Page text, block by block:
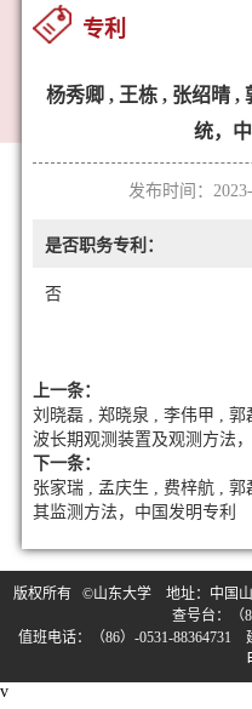
专利
杨秀卿 , 王栋 , 张绍晴 ,
统，
发布时间：
是否职务专利：
否
上一条：
刘晓磊 , 郑晓泉 , 李伟甲 ,
波长期观测装置及观测方法
下一条：
张家瑞 , 孟庆生 , 费梓航 ,
其监测方法，中国发明专利
版权所有 ©山东大学 地址：中国
查号台：（
值班电话：（86）-0531-
v